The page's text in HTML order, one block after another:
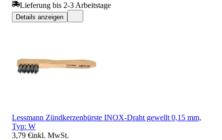
Lieferung bis 2-3 Arbeitstage
Details anzeigen
Lessmann Zündkerzenbürste INOX-Draht gewellt 0,15 mm,
Typ: W
3,79 €inkl. MwSt.